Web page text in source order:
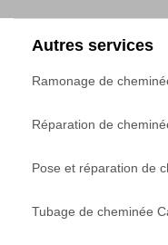
Autres services
Ramonage de
Réparation de
Pose et réparation de
Tubage de cheminée